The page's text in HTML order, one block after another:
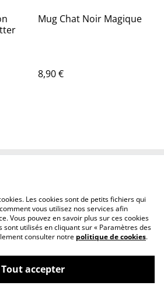
Mug Chat Noir Magique
8,90 €
Cookie Policy
générales
Les cookies sont de petits fichiers qui
vous utilisez nos services afin
Vous pouvez en savoir plus sur ces cookies
utilisés en cliquant sur « Paramètres des
consulter notre politique de cookies.
Tout accepter